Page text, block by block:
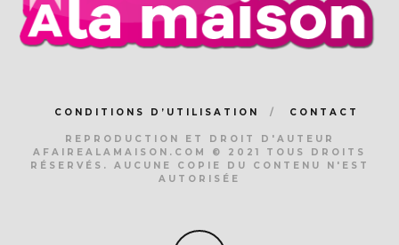
CONDITIONS D’UTILISATION CONTACT
REPRODUCTION ET DROIT D'AUTEUR
AFAIREALAMAISON.COM © 2021 TOUS DROITS
RÉSERVÉS. AUCUNE COPIE DU CONTENU N'EST
AUTORISÉE